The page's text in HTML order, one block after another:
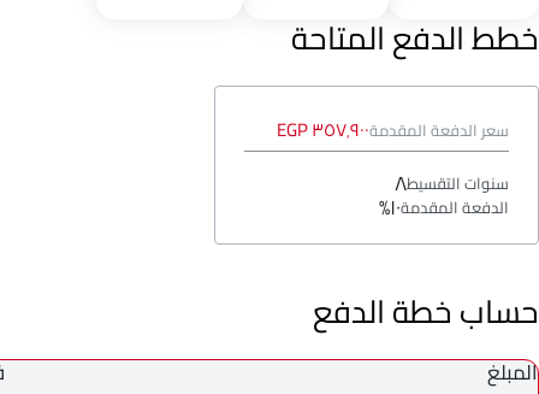
خطط الدفع المتاحة
سعر الدفعة المقدمة٣٥٧٬٩٠٠ EGP
سنوات التقسيط٨
الدفعة المقدمة١٠%
حساب خطة الدفع
المبلغ